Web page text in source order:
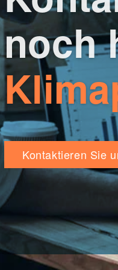
noch
Kontaktieren Sie